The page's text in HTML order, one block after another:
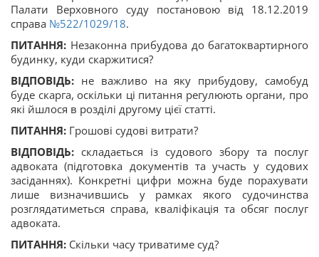
Палати Верховного суду постановою від 18.12.2019
справа №522/1029/18.
ПИТАННЯ: Незаконна прибудова до багатоквартирного
будинку, куди скаржитися?
ВІДПОВІДЬ: не важливо на яку прибудову, самобуд
буде скарга, оскільки ці питання регулюють органи, про
які йшлося в розділі другому цієї статті.
ПИТАННЯ: Грошові судові витрати?
ВІДПОВІДЬ: складається із судового збору та послуг
адвоката (підготовка документів та участь у судових
засіданнях). Конкретні цифри можна буде порахувати
лише визначившись у рамках якого судочинства
розглядатиметься справа, кваліфікація та обсяг послуг
адвоката.
ПИТАННЯ: Скільки часу триватиме суд?